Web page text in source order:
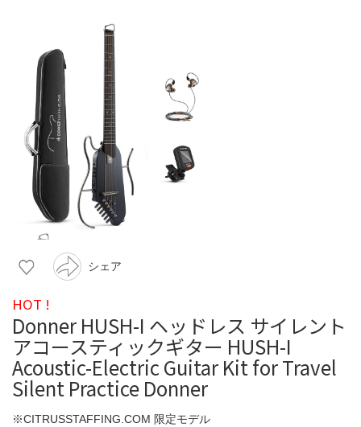
シェア
HOT !
Donner HUSH-I ヘッドレス サイレント
アコースティックギター HUSH-I
Acoustic-Electric Guitar Kit for Travel
Silent Practice Donner
※CITRUSSTAFFING.COM 限定モデル